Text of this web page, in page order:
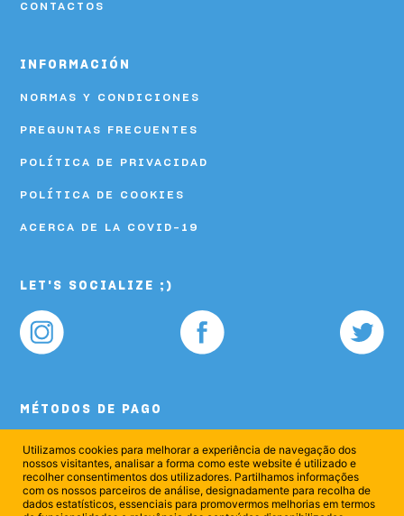
CONTACTOS
INFORMACIÓN
NORMAS Y CONDICIONES
PREGUNTAS FRECUENTES
POLÍTICA DE PRIVACIDAD
POLÍTICA DE COOKIES
ACERCA DE LA COVID-19
LET'S SOCIALIZE ;)
MÉTODOS DE PAGO
Utilizamos cookies para melhorar a experiência de navegação dos
nossos visitantes, analisar a forma como este website é utilizado e
recolher consentimentos dos utilizadores. Partilhamos informações
com os nossos parceiros de análise, designadamente para recolha de
dados estatísticos, essenciais para promovermos melhorias em termos